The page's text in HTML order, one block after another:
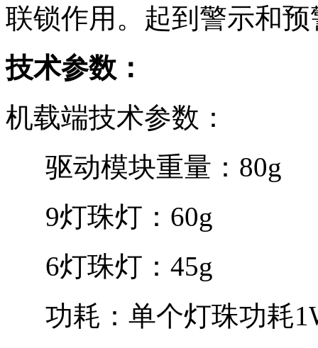
联锁作用。起到警示和
技术参数：
机载端技术参数：
驱动模块重量：
9灯珠灯：
6灯珠灯： 45g
功耗：单个灯珠功耗